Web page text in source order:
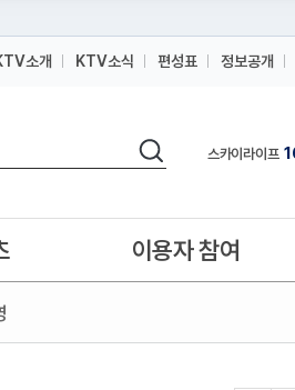
소개 KTV소식 편성표 정보공개
검색
스카이라이프
스카이라이프
스카이라이프
이용자 참여